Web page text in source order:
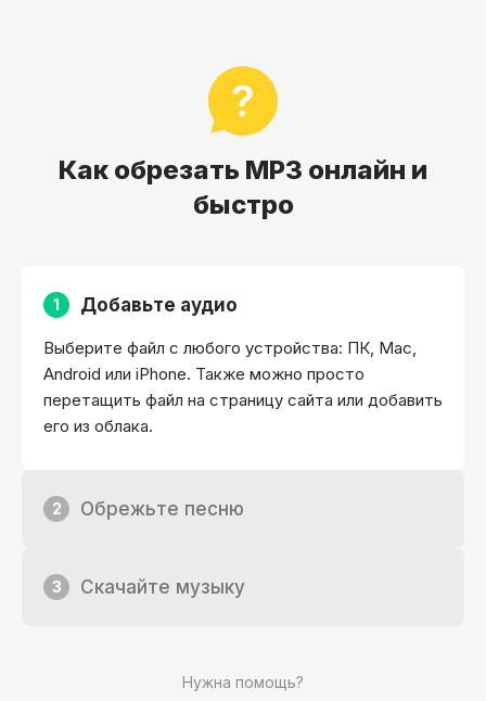
Как обрезать MP3 онлайн и
быстро
Нужна помощь?
1 Добавьте аудио
Выберите файл с любого устройства: ПК, Mac,
Android или iPhone. Также можно просто
перетащить файл на страницу сайта или добавить
его из облака.
2 Обрежьте песню
3 Скачайте музыку